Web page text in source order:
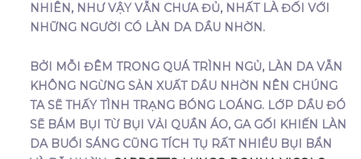
NHIÊN, NHƯ VẬY VẪN CHƯA ĐỦ, NHẤT LÀ ĐỐI VỚI
NHỮNG NGƯỜI CÓ LÀN DA DẦU NHỜN.
BỞI MỖI ĐÊM TRONG QUÁ TRÌNH NGỦ, LÀN DA VẪN
KHÔNG NGỪNG SẢN XUẤT DẦU NHỜN NÊN CHÚNG
TA SẼ THẤY TÌNH TRẠNG BÓNG LOÁNG. LỚP DẦU ĐÓ
SẼ BÁM BỤI TỪ BỤI VẢI QUẦN ÁO, GA GỐI KHIẾN LÀN
DA BUỔI SÁNG CŨNG TÍCH TỤ RẤT NHIỀU BỤI BẨN